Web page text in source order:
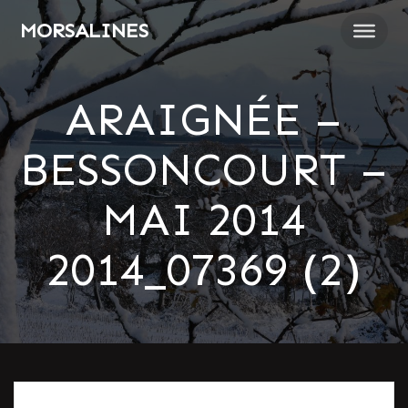
Passer
au
contenu
MORSALINES
ARAIGNÉE –
BESSONCOURT –
MAI 2014
2014_07369 (2)